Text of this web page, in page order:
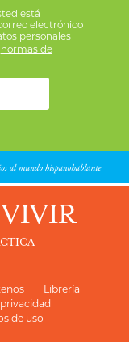
está
electrónico
personales
normas de
Librería
de uso